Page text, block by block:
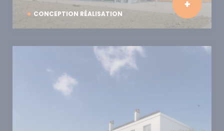
CONCEPTION RÉALISATION